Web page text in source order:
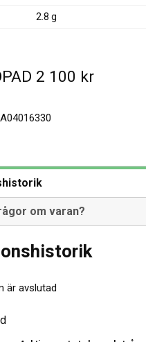
2.8 g
2 100 kr
A04016330
om varan?
är avslutad